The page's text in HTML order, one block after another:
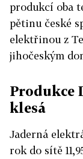
produkcí oba
pětinu české
elektřinou z
jihočeským
Produkce
klesá
Jaderná
rok do sítě